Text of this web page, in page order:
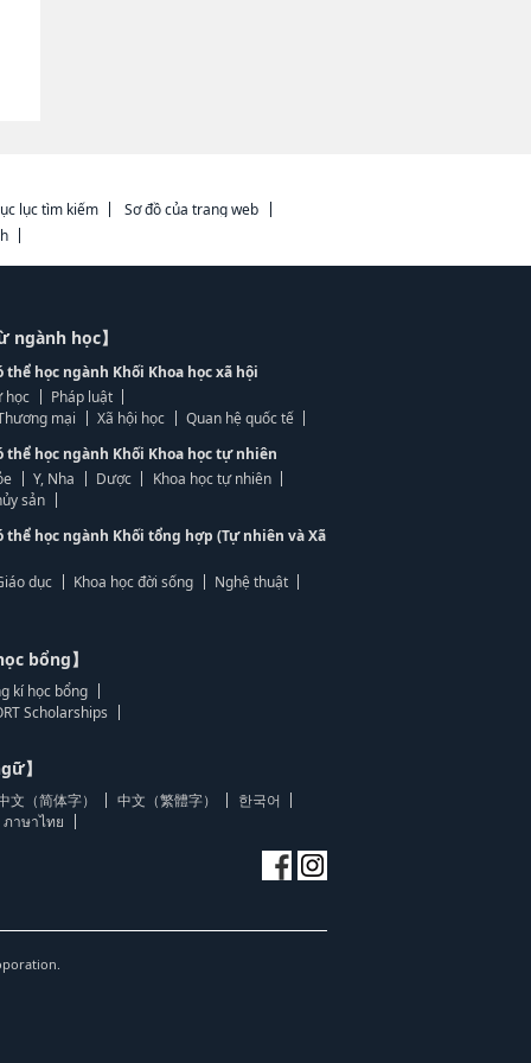
lục tìm kiếm
Sơ đồ của trang web
học】
học ngành Khối Khoa học xã hội
học
Pháp luật
mại
Xã hội học
Quan hệ quốc tế
thể học ngành Khối Khoa học tự nhiên
Y, Nha Dược
Khoa học tự nhiên
sản
thể học ngành Khối tổng hợp (Tự nhiên và Xã
dục Khoa học đời sống Nghệ thuật
bổng】
kí học bổng
Scholarships
】
文（简体字） 中文（繁體字）
한국어
ภาษาไทย